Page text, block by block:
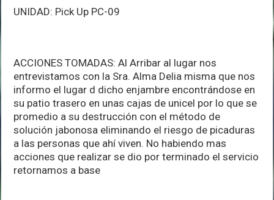
UNIDAD: Pick Up PC-09
ACCIONES TOMADAS: Al Arribar al lugar nos
entrevistamos con la Sra. Alma Delia misma que nos
informo el lugar d dicho enjambre encontrándose en
su patio trasero en unas cajas de unicel por lo que se
promedio a su destrucción con el método de
solución jabonosa eliminando el riesgo de picaduras
a las personas que ahí viven. No habiendo mas
acciones que realizar se dio por terminado el servicio
retornamos a base